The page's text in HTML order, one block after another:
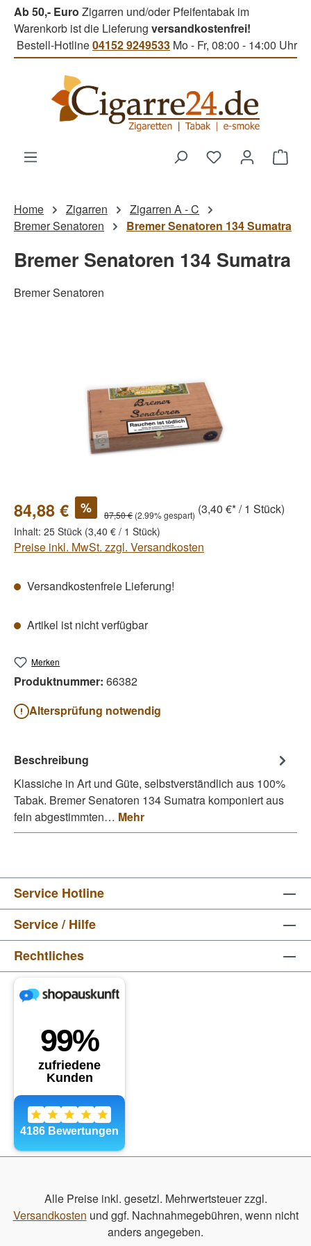
Zum Hauptinhalt springen
Ab 50,- Euro Zigarren und/oder Pfeifentabak im
Warenkorb ist die Lieferung versandkostenfrei!
Bestell-Hotline04152 9249533 Mo - Fr, 08:00 - 14:00 Uhr
Du hast 0
Home Zigarren
Zigarren A - C
Bremer Senatoren
Bremer Senatoren 134 Sumatra
Bremer Senatoren 134 Sumatra
Bremer Senatoren
84,88 € % 87,50 € (2.99% gespart) (3,40 €* / 1 Stück)
Inhalt: 25 Stück (3,40 € / 1 Stück)
Preise inkl. MwSt. zzgl. Versandkosten
Versandkostenfreie Lieferung!
Artikel ist nicht verfügbar
Merken
Produktnummer: 66382
Altersprüfung notwendig
Beschreibung
Klassiche in Art und Güte, selbstverständlich aus 100%
Tabak. Bremer Senatoren 134 Sumatra komponiert aus
fein abgestimmten… Mehr
Service Hotline
Service / Hilfe
Rechtliches
Alle Preise inkl. gesetzl. Mehrwertsteuer zzgl.
Versandkosten und ggf. Nachnahmegebühren, wenn nicht
anders angegeben.